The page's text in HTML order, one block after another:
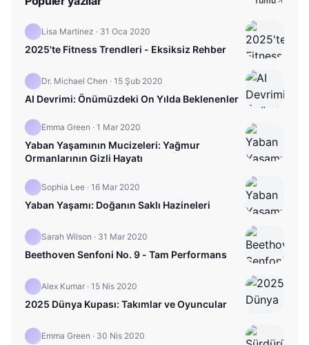
Lisa Martinez · 31 Oca 2020
2025'te Fitness Trendleri - Eksiksiz Rehber
Dr. Michael Chen · 15 Şub 2020
AI Devrimi: Önümüzdeki On Yılda Beklenenler
Emma Green · 1 Mar 2020
Yaban Yaşamının Mucizeleri: Yağmur
Ormanlarının Gizli Hayatı
Sophia Lee · 16 Mar 2020
Yaban Yaşamı: Doğanın Saklı Hazineleri
Sarah Wilson · 31 Mar 2020
Beethoven Senfoni No. 9 - Tam Performans
Alex Kumar · 15 Nis 2020
2025 Dünya Kupası: Takımlar ve Oyuncular
Emma Green · 30 Nis 2020